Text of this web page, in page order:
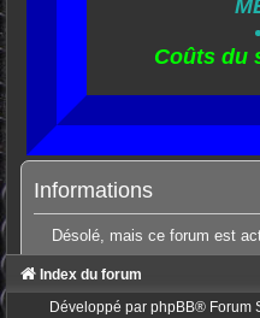
Coûts du
Informations
Désolé, mais ce forum est
Index du forum
Développé par phpBB® Forum